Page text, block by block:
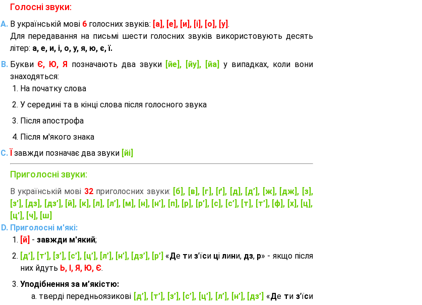
Голосні звуки:
В українській мові 6голосних звуків: [а], [е], [и], [і], [о], [у] .
Для передавання на письмі шести голосних звуків використовують десять
літер: а, е, и, і, о, у, я, ю, є, ї.
Букви Є, Ю, Я позначають два звуки [йе], [йу], [йа]
у випадках, коли вони
знаходяться:
На початку слова
У середині та в кінці слова після голосного звука
Після апострофа
Після м'якого знака
завжди позначає два звуки [йі]
Приголосні звуки:
В українській мові 32приголосних звуки:
[б], [в], [г], [ґ], [д], [д’], [ж], [дж], [з],
[з’], [дз], [дз’], [й], [к], [л], [л’], [м], [н], [н’], [п], [р], [р’], [с], [с’], [т], [т’], [ф], [х], [ц],
[ц’], [ч], [ш]
Приголосні м'які:
[й] - завжди м'який;
[д’], [т’], [з’], [с’], [ц’], [л’], [н’], [дз’], [р’] «Де тиз'їси цілини, дз, р» - якщо після
них йдуть Ь, І, Я, Ю, Є.
Уподібнення за м’якістю:
тверді передньоязикові [д’], [т’], [з’], [с’], [ц’], [л’], [н’], [дз’] «Де ти з'їси